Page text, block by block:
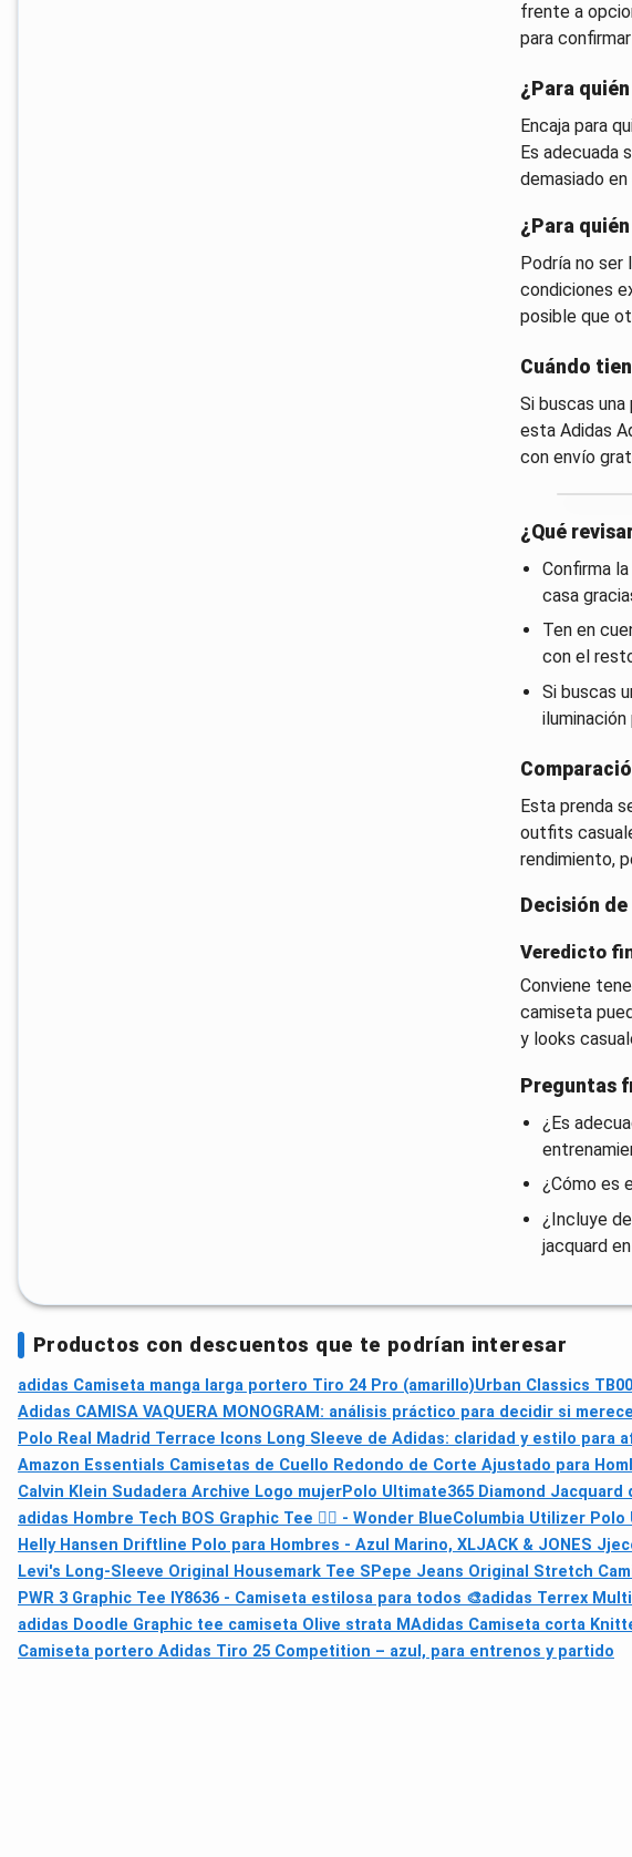
frente a
para
¿Para
Encaja para
Es adecuada
demasiado
¿Para
Podría no ser
condiciones
posible que
Cuándo
Si buscas
esta Adidas
con envío
¿Qué
Confirma
casa
Ten en
con el
Si buscas
Esta prenda
outfits
rendimiento,
Decisión
Veredicto
Conviene
camiseta
y looks
Preguntas
¿Es
¿Cómo es
¿Incluye
jacquard
Productos con descuentos que te podrían interesar
adidas Camiseta manga larga portero Tiro 24 Pro (amarillo)Urban Classics
Adidas CAMISA VAQUERA MONOGRAM: análisis práctico para decidir si
Polo Real Madrid Terrace Icons Long Sleeve de Adidas: claridad y estilo para
Amazon Essentials Camisetas de Cuello Redondo de Corte Ajustado para
Calvin Klein Sudadera Archive Logo mujerPolo Ultimate365 Diamond
adidas Hombre Tech BOS Graphic Tee 🏃‍♂️ - Wonder BlueColumbia Utilizer Polo
Helly Hansen Driftline Polo para Hombres - Azul Marino, XLJACK & JONES
Levi's Long-Sleeve Original Housemark Tee S Pepe Jeans Original Stretch
PWR 3 Graphic Tee IY8636 - Camiseta estilosa para todos 🎨adidas Terrex
adidas Doodle Graphic tee camiseta Olive strata MAdidas Camiseta corta
Camiseta portero Adidas Tiro 25 Competition – azul, para entrenos y partido